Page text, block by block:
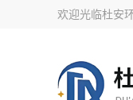
欢迎光临杜安